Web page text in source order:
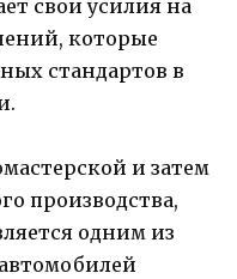
свои усилия на
которые
стандартов в
и затем
производства,
одним из